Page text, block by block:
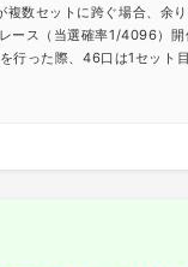
数セットに跨ぐ場合、余
ース（当選確率1/4096）開
行った際、46口は1セット